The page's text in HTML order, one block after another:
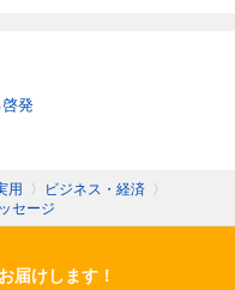
発
用 〉 ビジネス・経済 〉
セージ
届けします！